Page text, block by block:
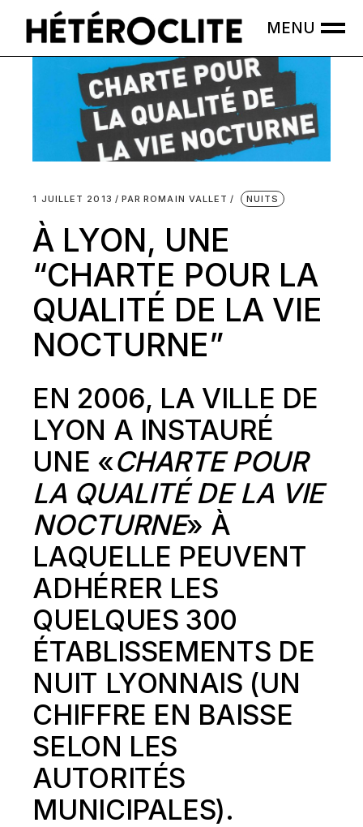
1 JUILLET 2013 PAR ROMAIN VALLET NUITS
À LYON, UNE
“CHARTE POUR LA
QUALITÉ DE LA VIE
NOCTURNE”
EN 2006, LA VILLE DE
LYON A INSTAURÉ
UNE «CHARTE POUR
LA QUALITÉ DE LA VIE
NOCTURNE» À
LAQUELLE PEUVENT
ADHÉRER LES
QUELQUES 300
ÉTABLISSEMENTS DE
NUIT LYONNAIS (UN
CHIFFRE EN BAISSE
SELON LES
AUTORITÉS
MUNICIPALES).